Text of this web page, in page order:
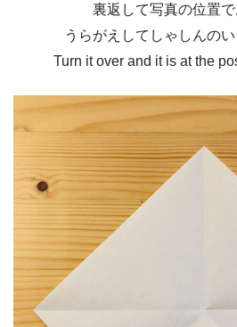
裏返して写真の位置で
うらがえしてしゃしんのい
Turn it over and it is at the